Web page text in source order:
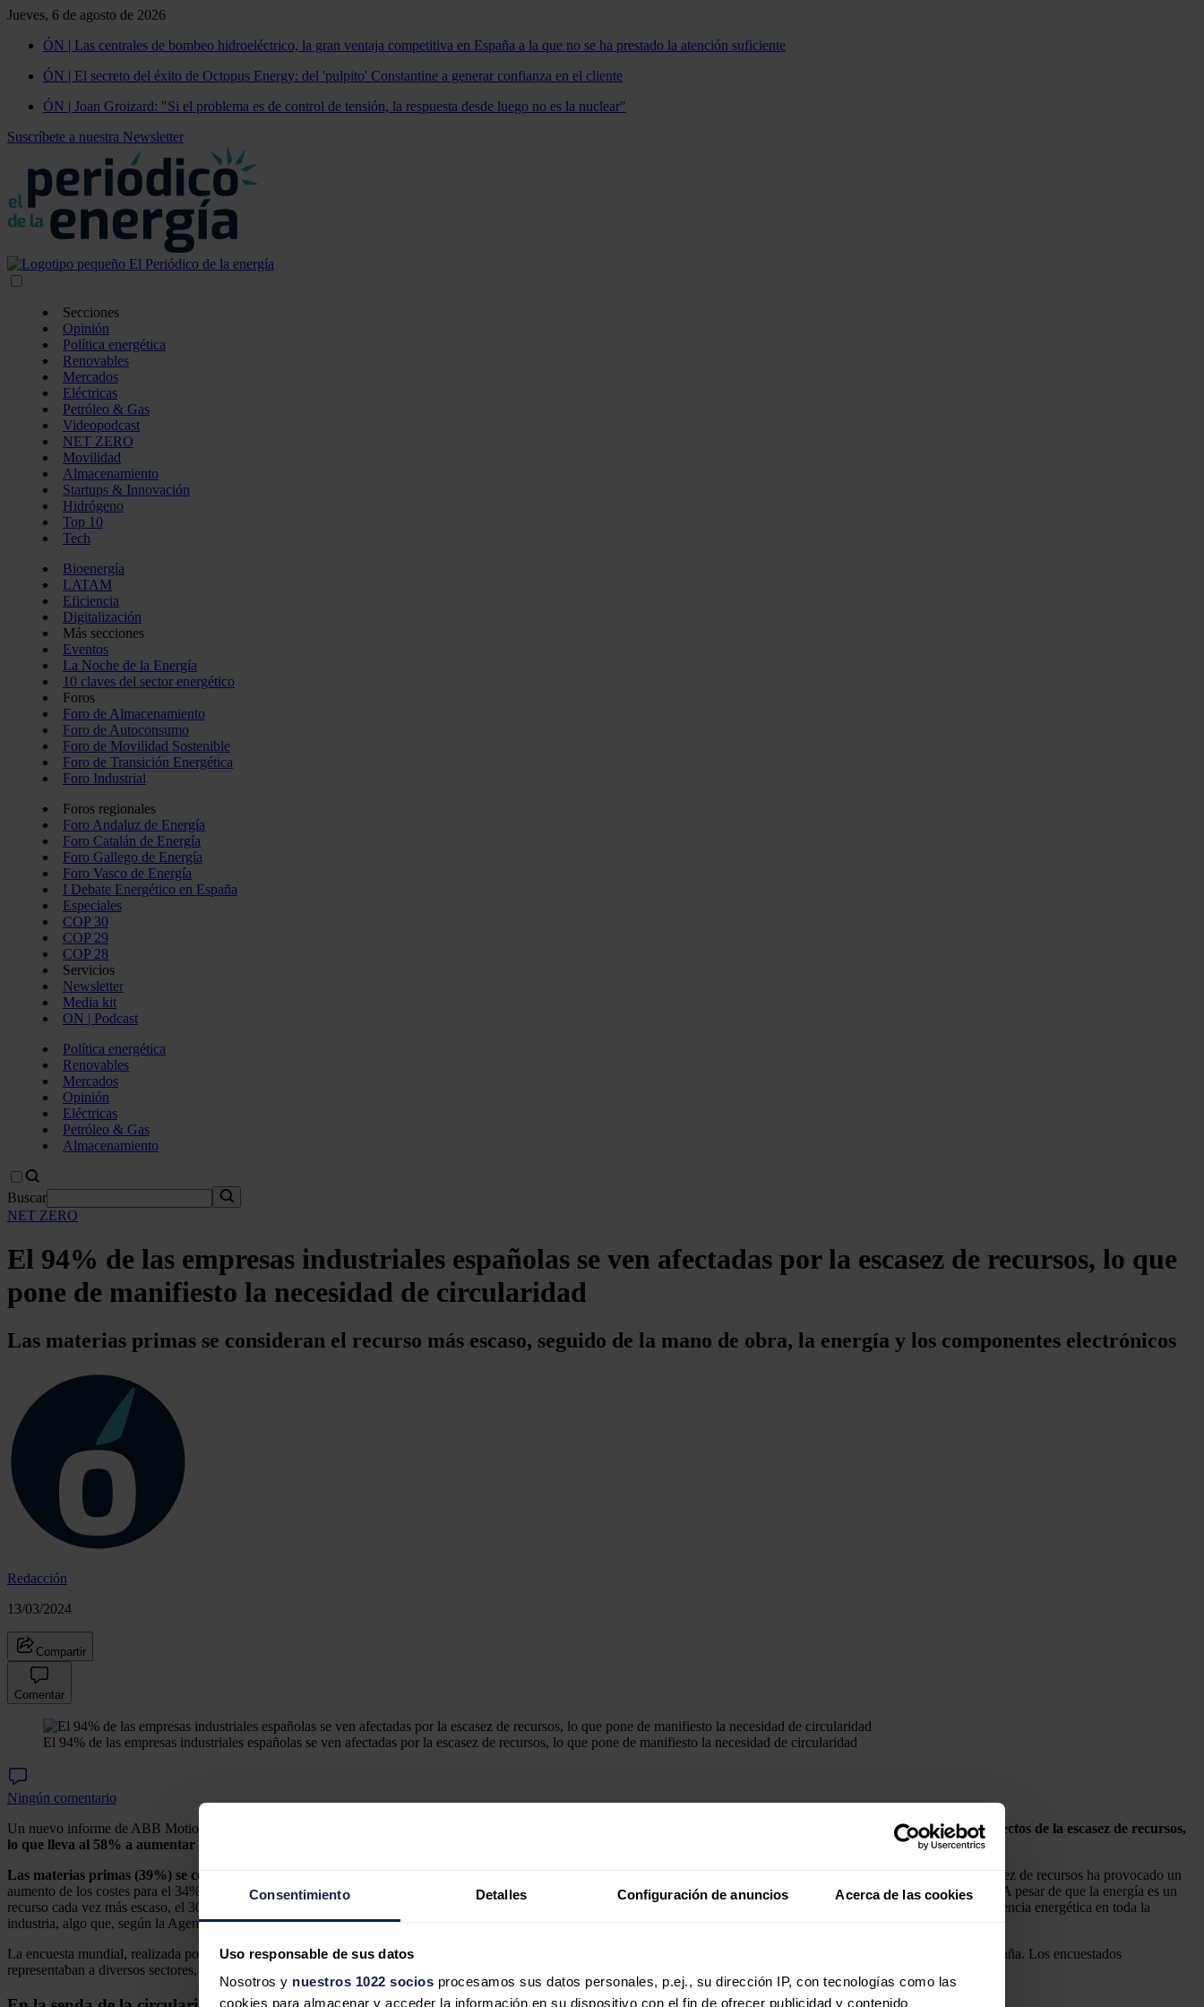
Consentimiento Detalles Configuración de anuncios Acerca de las cookies
Uso responsable de sus datos
Nosotros y nuestros 1022 socios procesamos sus datos personales, p.ej., su dirección IP, con tecnologías como las
cookies para almacenar y acceder la información en su dispositivo con el fin de ofrecer publicidad y contenido
Jueves, 6 de agosto de 2026
ÓN | Las centrales de bombeo hidroeléctrico, la gran ventaja competitiva en España a la que no se ha prestado la atención suficiente
ÓN | El secreto del éxito de Octopus Energy: del 'pulpito' Constantine a generar confianza en el cliente
ÓN | Joan Groizard: "Si el problema es de control de tensión, la respuesta desde luego no es la nuclear"
Suscríbete a nuestra Newsletter
Secciones
Opinión
Política energética
Renovables
Mercados
Eléctricas
Petróleo & Gas
Videopodcast
NET ZERO
Movilidad
Almacenamiento
Startups & Innovación
Hidrógeno
Top 10
Tech
Bioenergía
LATAM
Eficiencia
Digitalización
Más secciones
Eventos
La Noche de la Energía
10 claves del sector energético
Foros
Foro de Almacenamiento
Foro de Autoconsumo
Foro de Movilidad Sostenible
Foro de Transición Energética
Foro Industrial
Foros regionales
Foro Andaluz de Energía
Foro Catalán de Energía
Foro Gallego de Energía
Foro Vasco de Energía
I Debate Energético en España
Especiales
COP 30
COP 29
COP 28
Servicios
Newsletter
Media kit
ON | Podcast
Política energética
Renovables
Mercados
Opinión
Eléctricas
Petróleo & Gas
Almacenamiento
Buscar
NET ZERO
El 94% de las empresas industriales españolas se ven afectadas por la escasez de recursos, lo que
pone de manifiesto la necesidad de circularidad
Las materias primas se consideran el recurso más escaso, seguido de la mano de obra, la energía y los componentes electrónicos
Redacción
13/03/2024
Compartir
Comentar
El 94% de las empresas industriales españolas se ven afectadas por la escasez de recursos, lo que pone de manifiesto la necesidad de circularidad
Ningún comentario
Un nuevo informe de ABB Motion, titulado "Circularidad, no hay tiempo que desperdiciar", revela que
el 94% de las empresas industriales en España están sintiendo los efectos de la escasez de recursos,
lo que lleva al 58% a aumentar su inversión en iniciativas de circularidad en los próximos tres años.
Las materias primas (39%) se consideran el recurso más escaso, seguido de la mano de obra (30%), la energía (29%) y los componentes electrónicos (22%).
Esta escasez de recursos ha provocado un
aumento de los costes para el 34% de las empresasasí como la interrupción de la cadena de suministro para el 34% y la ralentización de la capacidad de producción para el 23%. A pesar de que la energía es un
recurso cada vez más escaso, el 30% de las empresas declararon que la energía era su mayor fuente de residuos. Esto pone de manifiesto la urgente necesidad de una mayor eficiencia energética en toda la
industria, algo que, según la Agencia Internacional de la Energía (AIE), será una palanca fundamental para alcanzar los objetivos de Net Zero.
La encuesta mundial, realizada por Sapio Research en octubre de 2023, recogió respuestas de 3.304 responsables industriales de 12 países, incluidos los 250 encuestados en España. Los encuestados
representaban a diversos sectores, como la energía, los metales, los